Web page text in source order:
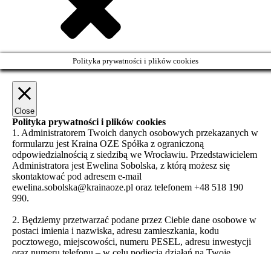
Polityka prywatności i plików cookies
Close
Polityka prywatności i plików cookies
1. Administratorem Twoich danych osobowych przekazanych w
formularzu jest Kraina OZE Spółka z ograniczoną
odpowiedzialnością z siedzibą we Wrocławiu. Przedstawicielem
Administratora jest Ewelina Sobolska, z którą możesz się
skontaktować pod adresem e-mail
ewelina.sobolska@krainaoze.pl oraz telefonem +48 518 190
990.
2. Będziemy przetwarzać podane przez Ciebie dane osobowe w
postaci imienia i nazwiska, adresu zamieszkania, kodu
pocztowego, miejscowości, numeru PESEL, adresu inwestycji